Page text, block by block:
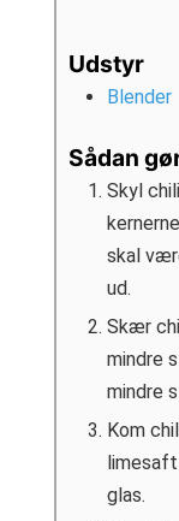
Udstyr
Blender
Sådan
Skyl
skal
ud.
Skær
mindre
mindre
Kom
glas.